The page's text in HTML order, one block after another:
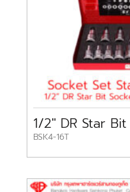
BSK4-16T